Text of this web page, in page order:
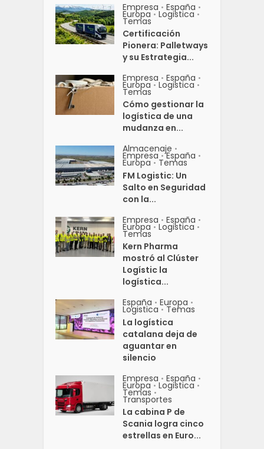
Empresa • España •
Europa • Logistica •
Temas
Certificación
Pionera: Palletways
y su Estrategia...
Empresa • España •
Europa • Logistica •
Temas
Cómo gestionar la
logística de una
mudanza en...
Almacenaje •
Empresa • España •
Europa • Temas
FM Logistic: Un
Salto en Seguridad
con la...
Empresa • España •
Europa • Logistica •
Temas
Kern Pharma
mostró al Clúster
Logístic la
logística...
España • Europa •
Logistica • Temas
La logística
catalana deja de
aguantar en
silencio
Empresa • España •
Europa • Logistica •
Temas •
Transportes
La cabina P de
Scania logra cinco
estrellas en Euro...